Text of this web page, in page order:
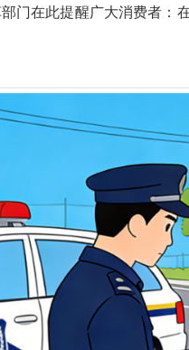
门在此提醒广大消费者